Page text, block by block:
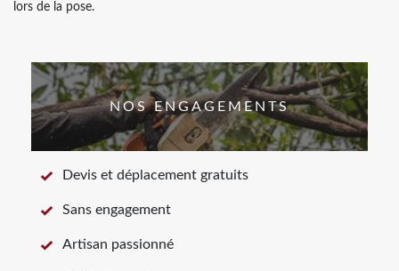
lors de la pose.
NOS ENGAGEMENTS
Devis et déplacement gratuits
Sans engagement
Artisan passionné